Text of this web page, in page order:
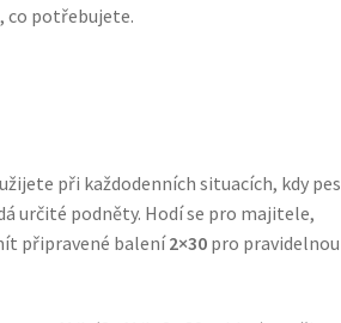
co potřebujete.
při každodenních situacích, kdy pes
určité podněty. Hodí se pro majitele,
připravené balení2×30pro pravidelnou